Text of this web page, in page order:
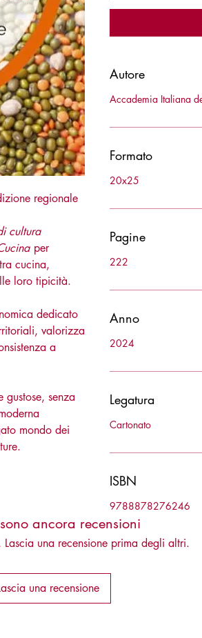
regionale
cultura
per
cucina,
loro tipicità.
dedicato
valorizza
a
senza
mondo dei
Autore
Accademia Italiana
Formato
20x25
Pagine
222
Anno
2024
Legatura
Cartonato
ISBN
9788878276246
ancora recensioni
una recensione prima degli altri.
una recensione